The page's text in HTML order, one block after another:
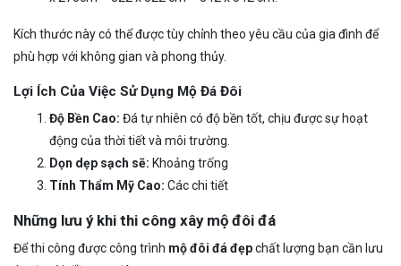
Kích thước này có thể được tùy chỉnh theo yêu cầu của gia đình để
phù hợp với không gian và phong thủy.
Lợi Ích Của Việc Sử Dụng Mộ Đá Đôi
Độ Bền Cao: Đá tự nhiên có độ bền tốt, chịu được sự hoạt
động của thời tiết và môi trường.
Dọn dẹp sạch sẽ: Khoảng trống
Tính Thẩm Mỹ Cao: Các chi tiết
Những lưu ý khi thi công xây mộ đôi đá
Để thi công được công trình mộ đôi đá đẹpchất lượng bạn cần lưu